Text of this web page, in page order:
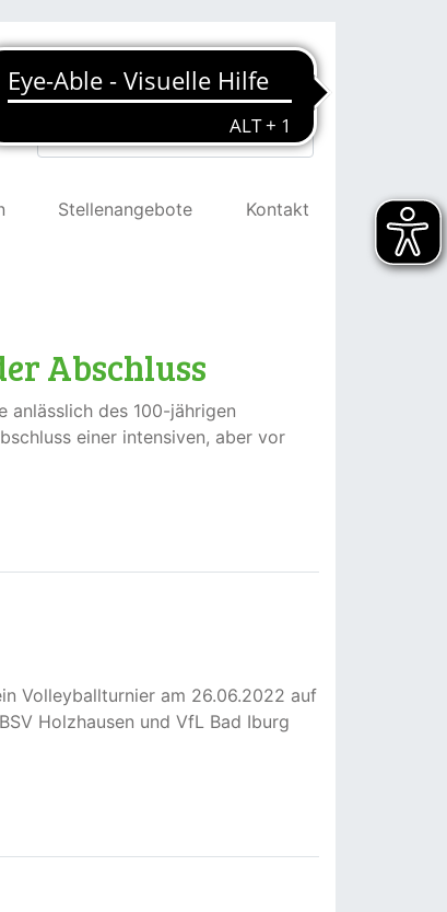
Suchen
Stellenangebote Kontakt
Abschluss
des 100-jährigen
einer intensiven, aber vor
Volleyballturnier am 26.06.2022 auf
Holzhausen und VfL Bad Iburg